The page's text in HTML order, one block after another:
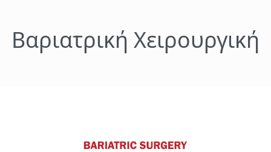
Βαριατρική Χειρουργική